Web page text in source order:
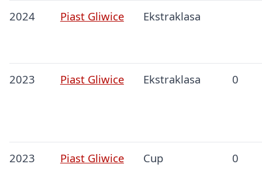
2024 Piast Gliwice Ekstraklasa
2023 Piast Gliwice Ekstraklasa 0
2023 Piast Gliwice Cup 0